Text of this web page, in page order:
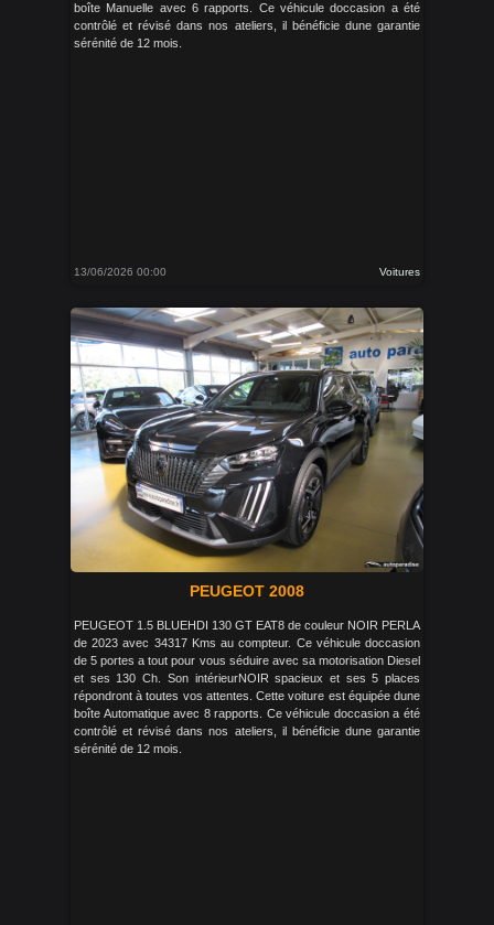
boîte Manuelle avec 6 rapports. Ce véhicule doccasion a été
contrôlé et révisé dans nos ateliers, il bénéficie dune garantie
sérénité de 12 mois.
13/06/2026 00:00 Voitures
PEUGEOT 2008
PEUGEOT 1.5 BLUEHDI 130 GT EAT8 de couleur NOIR PERLA
de 2023 avec 34317 Kms au compteur. Ce véhicule doccasion
de 5 portes a tout pour vous séduire avec sa motorisation Diesel
et ses 130 Ch. Son intérieurNOIR spacieux et ses 5 places
répondront à toutes vos attentes. Cette voiture est équipée dune
boîte Automatique avec 8 rapports. Ce véhicule doccasion a été
contrôlé et révisé dans nos ateliers, il bénéficie dune garantie
sérénité de 12 mois.